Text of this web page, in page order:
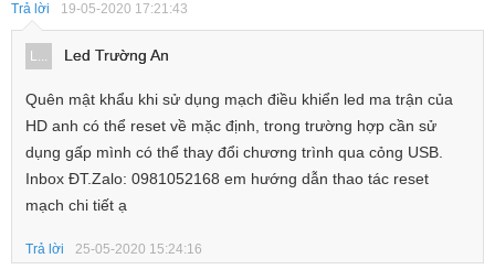
Trả lời 19-05-2020 17:21:43
L... Led Trường An
Quên mật khẩu khi sử dụng mạch điều khiển led ma trận của
HD anh có thể reset về mặc định, trong trường hợp cần sử
dụng gấp mình có thể thay đổi chương trình qua cỏng USB.
Inbox ĐT.Zalo: 0981052168 em hướng dẫn thao tác reset
mạch chi tiết ạ
Trả lời 25-05-2020 15:24:16